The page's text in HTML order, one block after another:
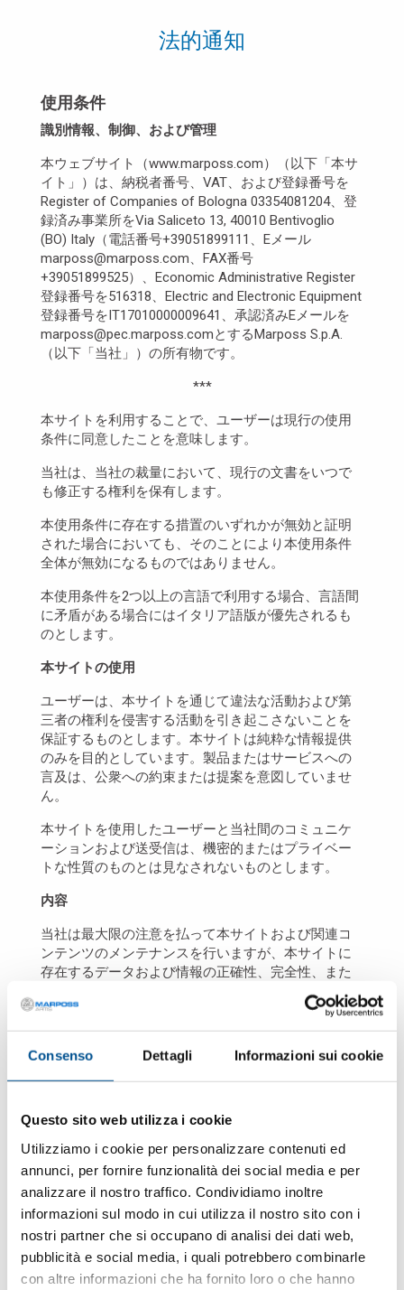
Consenso Dettagli Informazioni sui cookie
Questo sito web utilizza i cookie
Utilizziamo i cookie per personalizzare contenuti ed
annunci, per fornire funzionalità dei social media e per
analizzare il nostro traffico. Condividiamo inoltre
informazioni sul modo in cui utilizza il nostro sito con i
nostri partner che si occupano di analisi dei dati web,
pubblicità e social media, i quali potrebbero combinarle
con altre informazioni che ha fornito loro o che hanno
法的通知
使用条件
識別情報、制御、および管理
本ウェブサイト（www.marposs.com）（以下「本サ
イト」）は、納税者番号、VAT、および登録番号を
Register of Companies of Bologna 03354081204、登
録済み事業所をVia Saliceto 13, 40010 Bentivoglio
(BO) Italy（電話番号+39051899111、Eメール
marposs@marposs.com、FAX番号
+39051899525）、Economic Administrative Register
登録番号を516318、Electric and Electronic Equipment
登録番号をIT17010000009641、承認済みEメールを
marposs@pec.marposs.comとするMarposs S.p.A.
（以下「当社」）の所有物です。
***
本サイトを利用することで、ユーザーは現行の使用
条件に同意したことを意味します。
当社は、当社の裁量において、現行の文書をいつで
も修正する権利を保有します。
本使用条件に存在する措置のいずれかが無効と証明
された場合においても、そのことにより本使用条件
全体が無効になるものではありません。
本使用条件を2つ以上の言語で利用する場合、言語間
に矛盾がある場合にはイタリア語版が優先されるも
のとします。
本サイトの使用
ユーザーは、本サイトを通じて違法な活動および第
三者の権利を侵害する活動を引き起こさないことを
保証するものとします。本サイトは純粋な情報提供
のみを目的としています。製品またはサービスへの
言及は、公衆への約束または提案を意図していませ
ん。
本サイトを使用したユーザーと当社間のコミュニケ
ーションおよび送受信は、機密的またはプライベー
トな性質のものとは見なされないものとします。
内容
当社は最大限の注意を払って本サイトおよび関連コ
ンテンツのメンテナンスを行いますが、本サイトに
存在するデータおよび情報の正確性、完全性、また
は更新について、当社は一切の責任を負わないもの
とします。したがって当社は、本サイトに存在する
データまたは情報を使用したことに起因する、その
誤りまたは欠落に対する一切の責任を拒否します。
ユーザーは何らかの判断を下す前に、本サイト内に
とします。
本サイトに示される一部の製品またはサービスは、
ユーザーが当該情報を表示した国では利用できない
場合があります。
当社は、特定の国のユーザーが、ある製品またはサ
ービスの説明を含む本サイトのページを表示するこ
とが、必ずしも当該地域における当該の製品または
サービスの商用化推進の意図が当社にあるという意